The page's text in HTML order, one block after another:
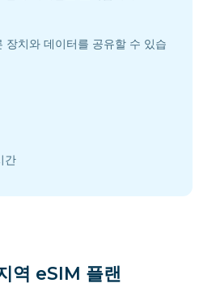
장치와 데이터를 공유할 수 있습
간
역 eSIM 플랜